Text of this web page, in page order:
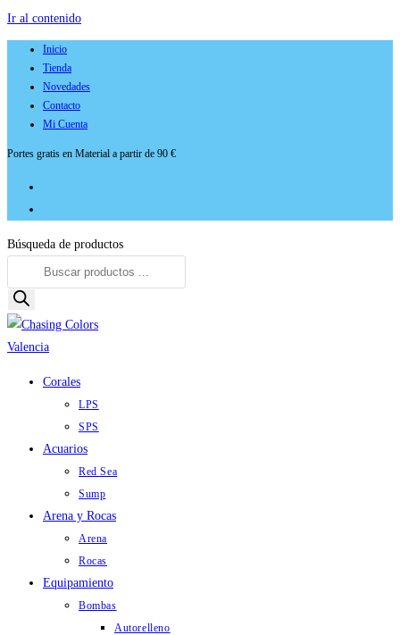
Ir al contenido
Inicio
Tienda
Novedades
Contacto
Mi Cuenta
Portes gratis en Material a partir de 90 €
Búsqueda de productos
Corales
LPS
SPS
Acuarios
Red Sea
Sump
Arena y Rocas
Arena
Rocas
Equipamiento
Bombas
Autorelleno